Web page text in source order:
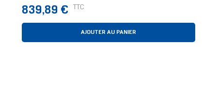
Prix
839,89 € TTC
AJOUTER AU PANIER